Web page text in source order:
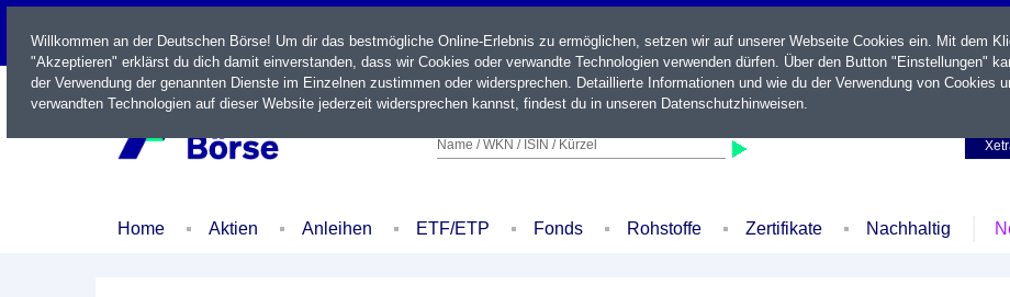
LIVE
Name / WKN / ISIN / Kürzel
Home Aktien Anleihen ETF/ETP Fonds Rohstoffe Zertifikate Nachhaltig
Willkommen an der Deutschen Börse! Um dir das bestmögliche Online-Erlebnis zu ermöglichen, setzen wir auf unserer Webseite Cookies ein. Mit dem
"Akzeptieren" erklärst du dich damit einverstanden, dass wir Cookies oder verwandte Technologien verwenden dürfen. Über den Button "Einstellungen"
der Verwendung der genannten Dienste im Einzelnen zustimmen oder widersprechen. Detaillierte Informationen und wie du der Verwendung von Cookies
verwandten Technologien auf dieser Website jederzeit widersprechen kannst, findest du in unseren Datenschutzhinweisen.